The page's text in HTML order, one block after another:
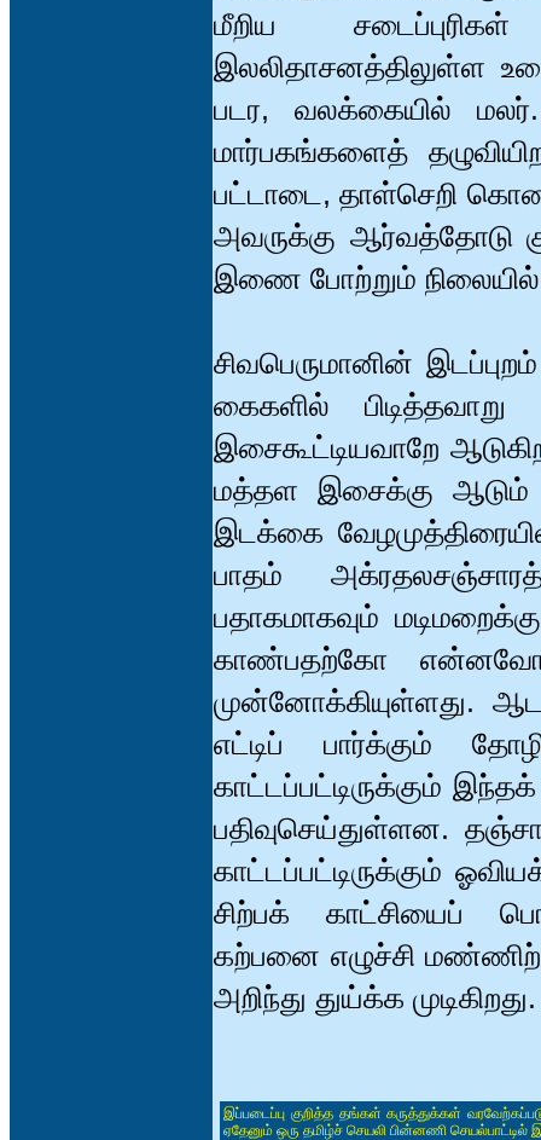
மீறிய
இலலிதாசனத்திலுள்ள
படர, வலக்கையில்
மார்பகங்களைத்
பட்டாடை, தாள்செறி
அவருக்கு ஆர்வத்தோடு
இணை போற்றும்
சிவபெருமானின்
கைகளில்
இசைகூட்டியவாறே
மத்தள இசைக்கு ஆடும்
இடக்கை
பாதம்
பதாகமாகவும்
காண்பதற்கோ
முன்னோக்கியுள்ளது.
எட்டிப் பார்க்கும்
காட்டப்பட்டிருக்கும்
பதிவுசெய்துள்ளன.
காட்டப்பட்டிருக்கும்
சிற்பக் காட்சியைப்
கற்பனை எழுச்சி
அறிந்து துய்க்க முடிகிறது.
இப்படைப்பு குறித்த தங்கள் கருத்துக்கள்
ஏதேனும் ஒரு தமிழ்ச் செயலி பின்னணி செயல்பாட்டில்